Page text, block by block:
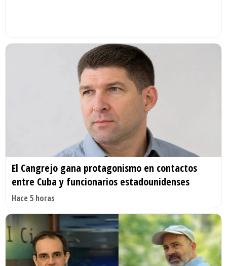
El Cangrejo gana protagonismo en contactos
entre Cuba y funcionarios estadounidenses
Hace 5 horas